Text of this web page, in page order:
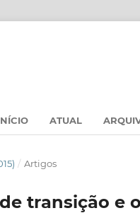
ATUAL
/ Artigos
transição e